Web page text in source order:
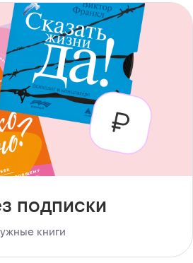
подписки
книги